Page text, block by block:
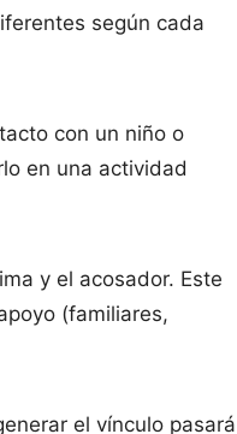
según cada
con un niño o
en una actividad
y el acosador. Este
(familiares,
el vínculo pasará